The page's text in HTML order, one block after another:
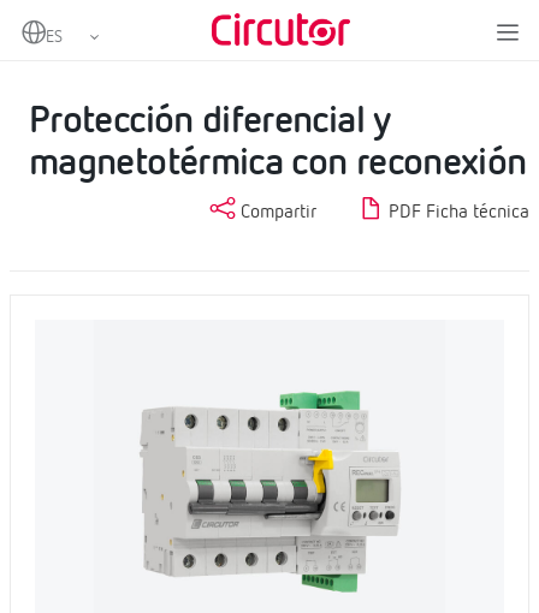
Home
Protección y control
Protección diferencial y
magnetotérmica con reconexión
Compartir PDF Ficha técnica